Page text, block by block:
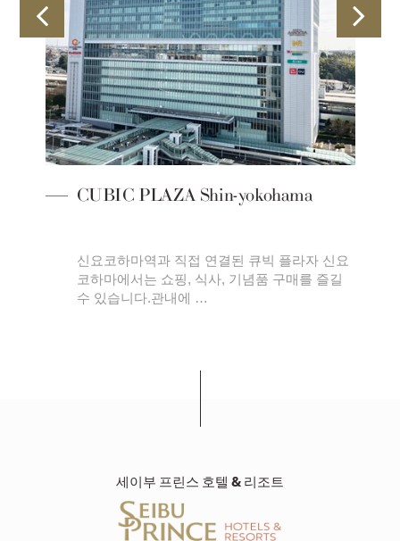
CUBIC PLAZA Shin-yokohama
신요코하마역과 직접 연결된 큐빅 플라자 신요
코하마에서는 쇼핑, 식사, 기념품 구매를 즐길
수 있습니다.관내에 …
세이부 프린스 호텔 & 리조트